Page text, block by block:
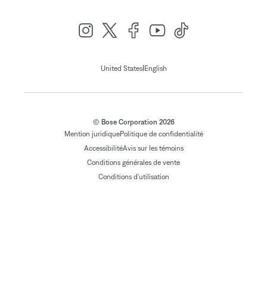
United States| English
© Bose Corporation 2026
Mention juridiquePolitique de confidentialité
AccessibilitéAvis sur les témoins
Conditions générales de vente
Conditions d'utilisation